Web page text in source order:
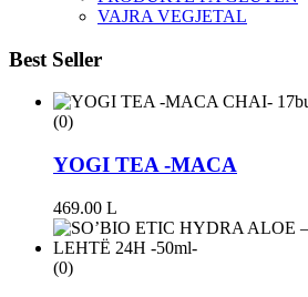
VAJRA VEGJETAL
Best Seller
(0)
YOGI TEA -MACA
469.00 L
(0)